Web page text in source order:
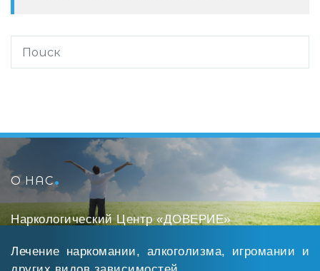
О НАС
Наркологический Центр «ДОВЕРИЕ»
Лечение наркомании, алкоголизма, игромании и